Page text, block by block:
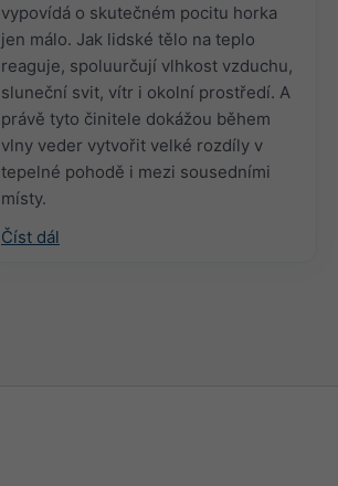
vypovídá o skutečném pocitu horka
jen málo. Jak lidské tělo na teplo
reaguje, spoluurčují vlhkost vzduchu,
sluneční svit, vítr i okolní prostředí. A
právě tyto činitele dokážou během
vlny veder vytvořit velké rozdíly v
tepelné pohodě i mezi sousedními
místy.
Číst dál